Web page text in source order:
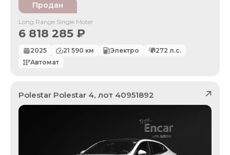
Продан
Long Range Single Moter
6 818 285 ₽
2025 21 590 км Электро 272 л.с.
Автомат
Polestar Polestar 4, лот 40951892